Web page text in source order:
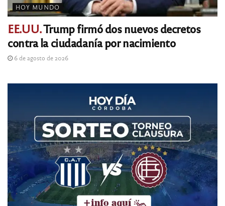
HOY MUNDO
EE.UU.Trump firmó dos nuevos decretos
contra la ciudadanía por nacimiento
6 de agosto de 2026